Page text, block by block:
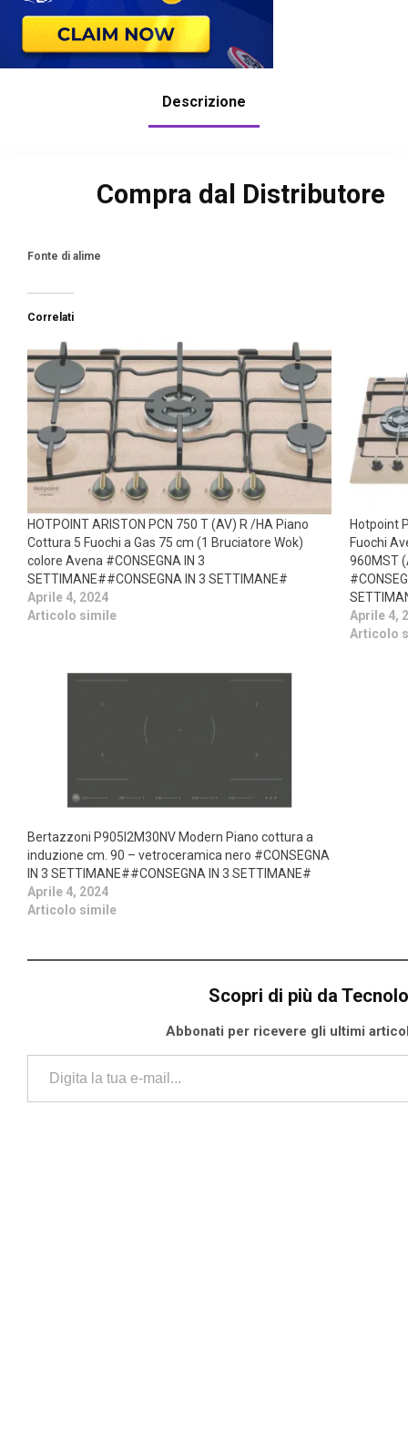
Descrizione
Compra dal Distributore
Fonte di alime
Correlati
HOTPOINT ARISTON PCN 750 T (AV) R /HA Piano
Cottura 5 Fuochi a Gas 75 cm (1 Bruciatore Wok)
colore Avena #CONSEGNA IN 3
SETTIMANE##CONSEGNA IN 3 SETTIMANE#
Aprile 4, 2024
Articolo simile
Hotpoint
Fuochi
960MST
Aprile 4,
Articolo
Bertazzoni P905I2M30NV Modern Piano cottura a
induzione cm. 90 – vetroceramica nero #CONSEGNA
IN 3 SETTIMANE##CONSEGNA IN 3 SETTIMANE#
Aprile 4, 2024
Articolo simile
Scopri di più da
Abbonati per ricevere gli ultimi
Digita la tua e-mail...